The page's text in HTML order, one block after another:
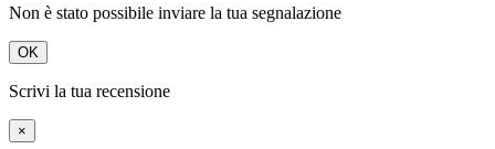
Non è stato possibile inviare la tua segnalazione
OK
Scrivi la tua recensione
×